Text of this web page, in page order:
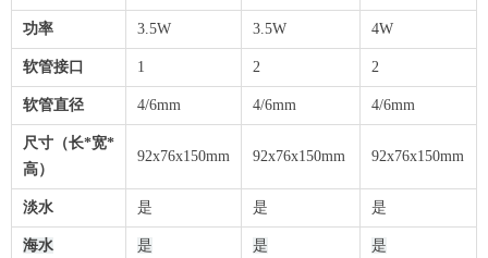
功率 3.5W 3.5W 4W
软管接口 1 2 2
软管直径 4/6mm 4/6mm 4/6mm
尺寸 （长*宽*
高）
92x76x150mm 92x76x150mm 92x76x150mm
淡水 是 是 是
海水 是 是 是